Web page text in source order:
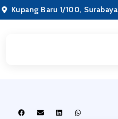
Lewati
ke
Kupang Baru 1/100, Surabaya